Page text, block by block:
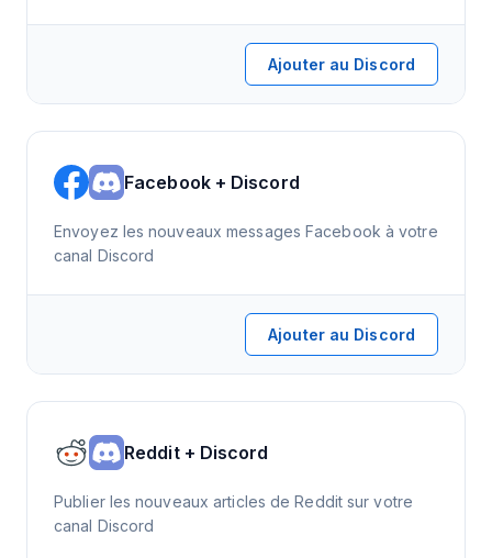
Ajouter au Discord
Facebook + Discord
Envoyez les nouveaux messages Facebook à votre
canal Discord
Ajouter au Discord
Reddit + Discord
Publier les nouveaux articles de Reddit sur votre
canal Discord